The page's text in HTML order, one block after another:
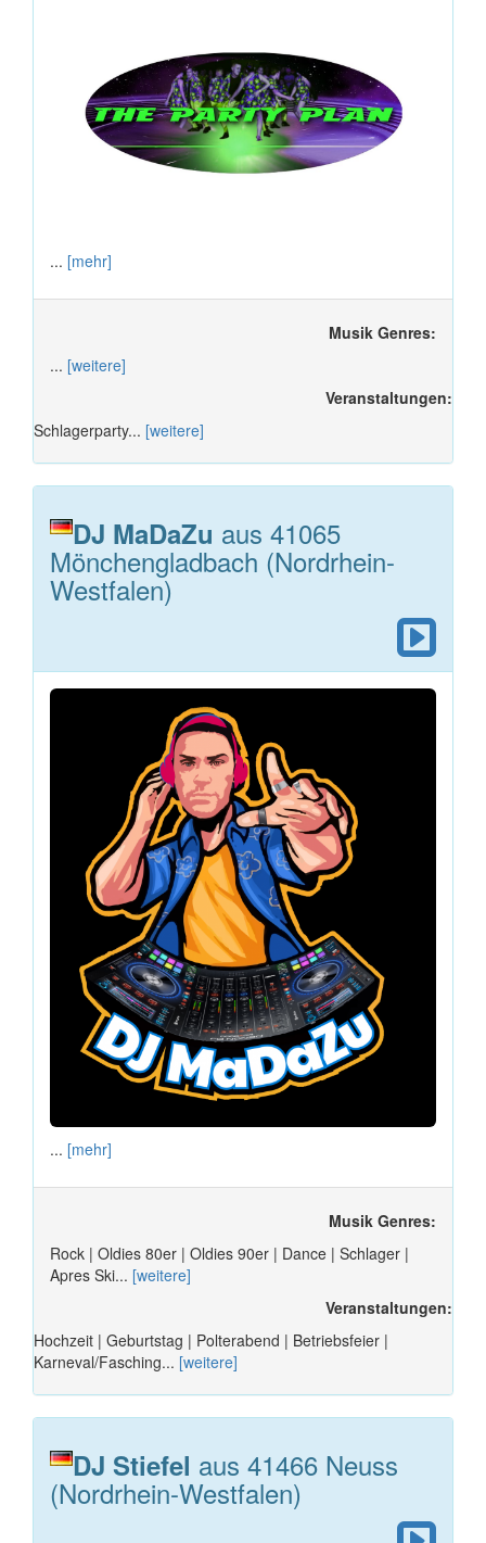
... [mehr]
Musik Genres:
... [weitere]
Veranstaltungen:
Schlagerparty... [weitere]
DJ MaDaZu aus 41065
Mönchengladbach (Nordrhein-
Westfalen)
... [mehr]
Musik Genres:
Rock | Oldies 80er | Oldies 90er | Dance | Schlager |
Apres Ski... [weitere]
Veranstaltungen:
Hochzeit | Geburtstag | Polterabend | Betriebsfeier |
Karneval/Fasching... [weitere]
DJ Stiefel aus 41466 Neuss
(Nordrhein-Westfalen)